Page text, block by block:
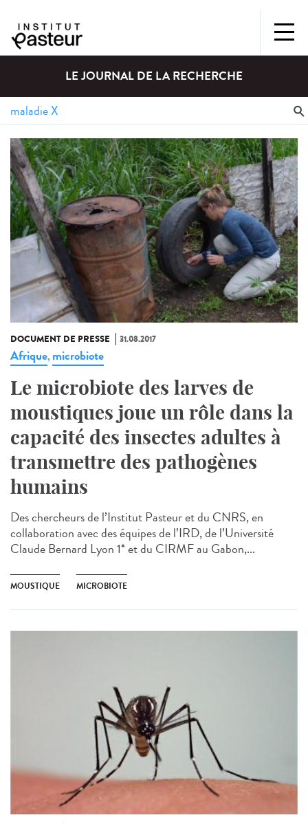
LE JOURNAL DE LA RECHERCHE
DOCUMENT DE PRESSE 31.08.2017
Afrique, microbiote
Le microbiote des larves de
moustiques joue un rôle dans la
capacité des insectes adultes à
transmettre des pathogènes
humains
Des chercheurs de l’Institut Pasteur et du CNRS, en
collaboration avec des équipes de l’IRD, de l’Université
Claude Bernard Lyon 1* et du CIRMF au Gabon,...
MOUSTIQUE MICROBIOTE